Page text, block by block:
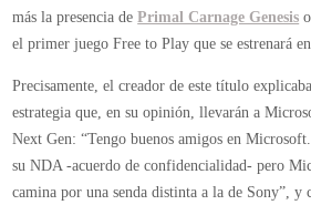
por
detrás
PlayStation
4
más la presencia dePrimal Carnage Genesis
el primer juego Free to Play que se estrenará
Precisamente, el creador de este título
estrategia que, en su opinión, llevarán a
Next Gen: “Tengo buenos amigos en
su NDA -acuerdo de confidencialidad- pero
camina por una senda distinta a la de Sony”,